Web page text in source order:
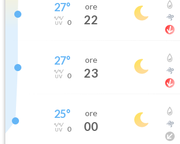
27°
0
ore
22
27°
0
ore
23
25°
0
ore
00